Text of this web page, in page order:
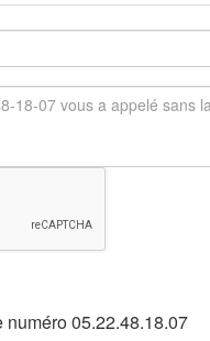
05.22.48.18.07